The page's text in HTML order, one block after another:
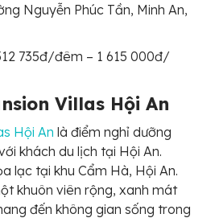
Nguyễn Phúc Tần, Minh An,
735đ/đêm – 1 615 000đ/
Villas Hội An
Hội An là điểm nghỉ dưỡng
khách du lịch tại Hội An.
lạc tại khu Cẩm Hà, Hội An.
khuôn viên rộng, xanh mát
đến không gian sống trong